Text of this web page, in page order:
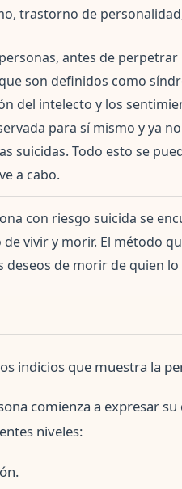
trastorno de
antes de
son definidos como
del intelecto y los
para sí mismo y ya
suicidas. Todo esto se
a cabo.
con riesgo suicida se
de vivir y morir. El método
deseos de morir de quien lo
indicios que muestra la
comienza a expresar
niveles: